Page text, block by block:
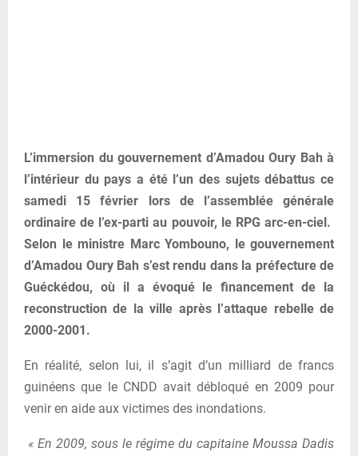
L’immersion du gouvernement d’Amadou Oury Bah à
l’intérieur du pays a été l’un des sujets débattus ce
samedi 15 février lors de l’assemblée générale
ordinaire de l’ex-parti au pouvoir, le RPG arc-en-ciel.
Selon le ministre Marc Yombouno, le gouvernement
d’Amadou Oury Bah s’est rendu dans la préfecture de
Guéckédou, où il a évoqué le financement de la
reconstruction de la ville après l’attaque rebelle de
2000-2001.
En réalité, selon lui, il s’agit d’un milliard de francs
guinéens que le CNDD avait débloqué en 2009 pour
venir en aide aux victimes des inondations.
« En 2009, sous le régime du capitaine Moussa Dadis